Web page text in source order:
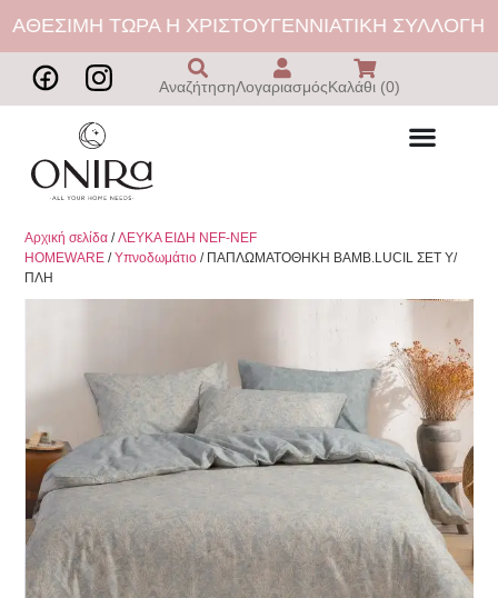
ΤΩΡΑ Η ΧΡΙΣΤΟΥΓΕΝΝΙΑΤΙΚΗ ΣΥΛΛΟΓΗ |
ΑναζήτησηΛογαριασμόςΚαλάθι (0)
Αρχική σελίδα /ΛΕΥΚΑ ΕΙΔΗ NEF-NEF
HOMEWARE /Υπνοδωμάτιο / ΠΑΠΛΩΜΑΤΟΘΗΚΗ ΒΑΜΒ.LUCIL ΣΕΤ Υ/
ΠΛΗ